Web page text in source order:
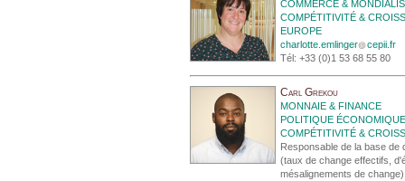
COMMERCE &
COMPÉTITIVITÉ &
EUROPE
charlotte.emlinger
cepii.fr
Tél: +33 (0)1 53 68 55 80
Carl Grekou
MONNAIE & FINANCE
POLITIQUE ÉCONOMIQUE
COMPÉTITIVITÉ &
Responsable de la base de
(taux de change effectifs,
mésalignements de change)